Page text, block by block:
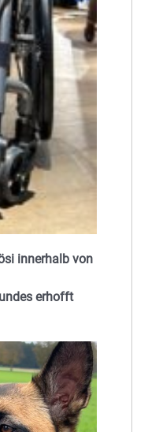
innerhalb von
erhofft